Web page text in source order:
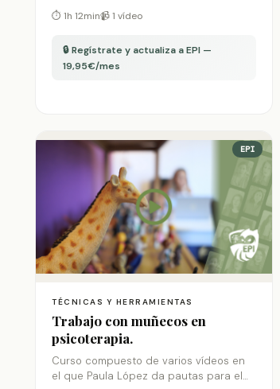
intervención para reparar el trauma
⏱ 1h 12min📹 1 vídeo
🔒 Regístrate y actualiza a EPI —
19,95€/mes
EPI
TÉCNICAS Y HERRAMIENTAS
Trabajo con muñecos en
psicoterapia.
Curso compuesto de varios vídeos en
el que Paula López da pautas para el